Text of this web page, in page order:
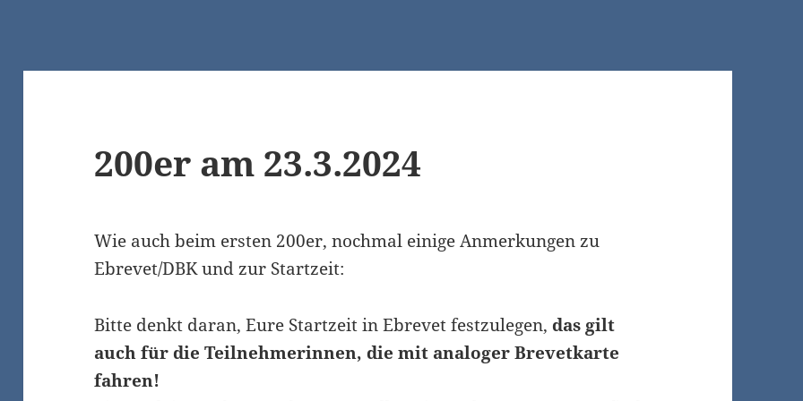
200er am 23.3.2024
Wie auch beim ersten 200er, nochmal einige Anmerkungen zu
Ebrevet/DBK und zur Startzeit:
Bitte denkt daran, Eure Startzeit in Ebrevet festzulegen, das gilt
auch für die Teilnehmerinnen, die mit analoger Brevetkarte
fahren!